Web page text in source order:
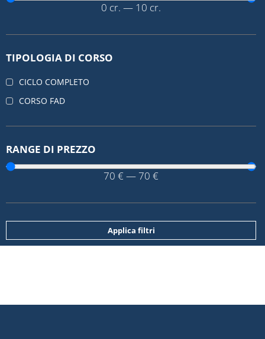
0 cr. — 10 cr.
TIPOLOGIA DI CORSO
CICLO COMPLETO
CORSO FAD
RANGE DI PREZZO
70 € — 70 €
Applica filtri